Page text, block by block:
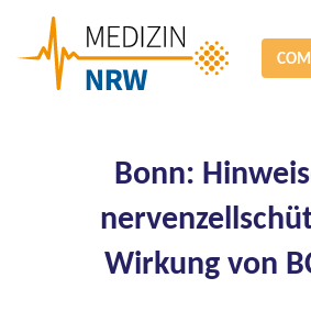
Bonn:
Wirkung von